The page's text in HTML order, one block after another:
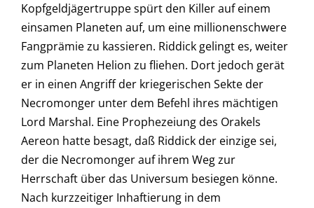
Kopfgeldjägertruppe spürt den Killer auf einem
einsamen Planeten auf, um eine millionenschwere
Fangprämie zu kassieren. Riddick gelingt es, weiter
zum Planeten Helion zu fliehen. Dort jedoch gerät
er in einen Angriff der kriegerischen Sekte der
Necromonger unter dem Befehl ihres mächtigen
Lord Marshal. Eine Prophezeiung des Orakels
Aereon hatte besagt, daß Riddick der einzige sei,
der die Necromonger auf ihrem Weg zur
Herrschaft über das Universum besiegen könne.
Nach kurzzeitiger Inhaftierung in dem